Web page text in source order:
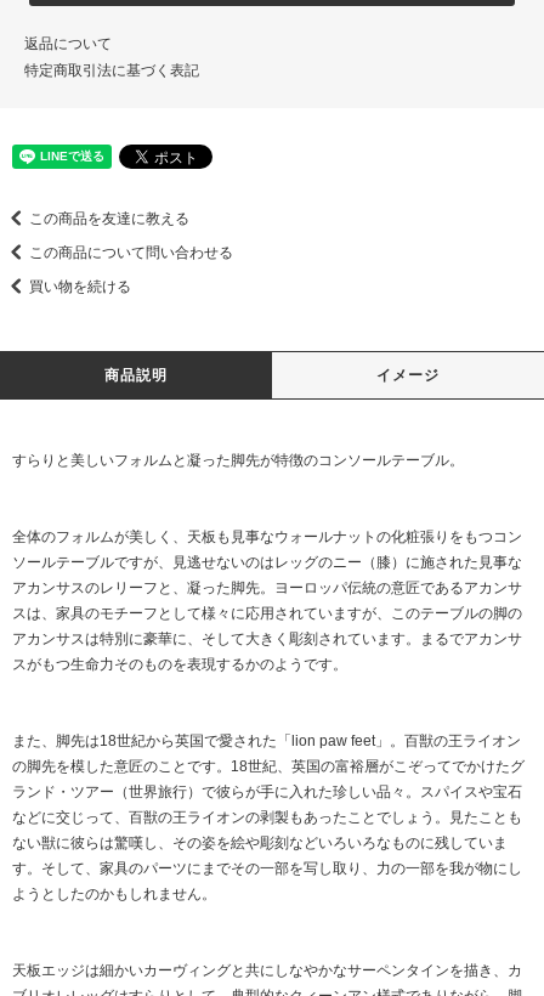
返品について
特定商取引法に基づく表記
この商品を友達に教える
この商品について問い合わせる
買い物を続ける
商品説明 イメージ
すらりと美しいフォルムと凝った脚先が特徴のコンソールテーブル。
全体のフォルムが美しく、天板も見事なウォールナットの化粧張りをもつコン
ソールテーブルですが、見逃せないのはレッグのニー（膝）に施された見事な
アカンサスのレリーフと、凝った脚先。ヨーロッパ伝統の意匠であるアカンサ
スは、家具のモチーフとして様々に応用されていますが、このテーブルの脚の
アカンサスは特別に豪華に、そして大きく彫刻されています。まるでアカンサ
スがもつ生命力そのものを表現するかのようです。
また、脚先は18世紀から英国で愛された「lion paw feet」。百獣の王ライオン
の脚先を模した意匠のことです。18世紀、英国の富裕層がこぞってでかけたグ
ランド・ツアー（世界旅行）で彼らが手に入れた珍しい品々。スパイスや宝石
などに交じって、百獣の王ライオンの剥製もあったことでしょう。見たことも
ない獣に彼らは驚嘆し、その姿を絵や彫刻などいろいろなものに残していま
す。そして、家具のパーツにまでその一部を写し取り、力の一部を我が物にし
ようとしたのかもしれません。
天板エッジは細かいカーヴィングと共にしなやかなサーペンタインを描き、カ